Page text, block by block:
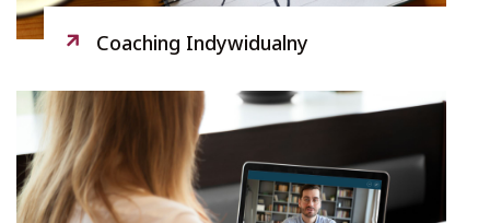
Coaching Indywidualny